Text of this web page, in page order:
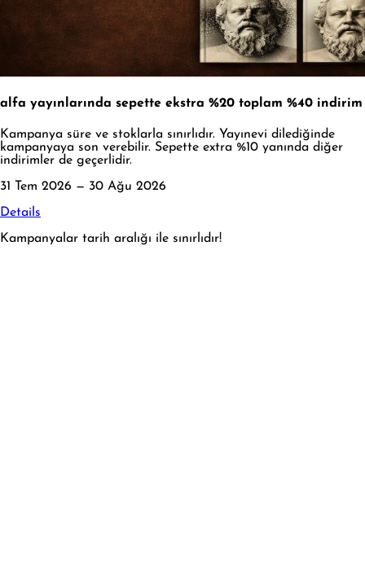
alfa yayınlarında sepette ekstra %20 toplam %40 indirim
Kampanya süre ve stoklarla sınırlıdır. Yayınevi dilediğinde
kampanyaya son verebilir. Sepette extra %10 yanında diğer
indirimler de geçerlidir.
31 Tem 2026 — 30 Ağu 2026
Details
Kampanyalar tarih aralığı ile sınırlıdır!